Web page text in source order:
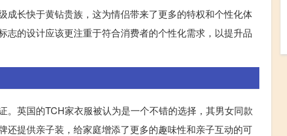
长快于黄钻贵族，这为情侣带来了更多的特权和个性化体
的设计应该更注重于符合消费者的个性化需求，以提升品
英国的TCH家衣服被认为是一个不错的选择，其男女同款
提供亲子装，给家庭增添了更多的趣味性和亲子互动的可